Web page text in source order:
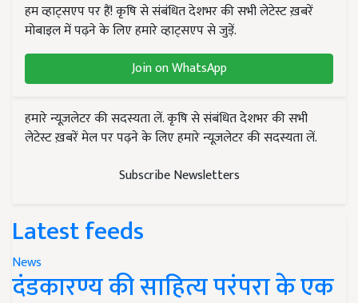
हम व्हाट्सएप पर हैं! कृषि से संबंधित देशभर की सभी लेटेस्ट ख़बरें
मोबाइल में पढ़ने के लिए हमारे व्हाट्सएप से जुड़ें.
Join on WhatsApp
हमारे न्यूज़लेटर की सदस्यता लें. कृषि से संबंधित देशभर की सभी
लेटेस्ट ख़बरें मेल पर पढ़ने के लिए हमारे न्यूज़लेटर की सदस्यता लें.
Subscribe Newsletters
Latest feeds
News
दंडकारण्य की साहित्य परंपरा के एक